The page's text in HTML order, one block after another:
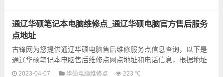
通辽华硕笔记本电脑维修点_通辽华硕电脑官方售后服务
点地址
古锋网为您提供通辽华硕电脑售后维修服务点信息查询，以下是
通辽华硕笔记本电脑售后维修点网点地址和电话信息，根据地址
信息选择就近的维修点进行保修即可，建议先电话联系预约...
2023-04-07 华硕电脑维修点 223 ℃